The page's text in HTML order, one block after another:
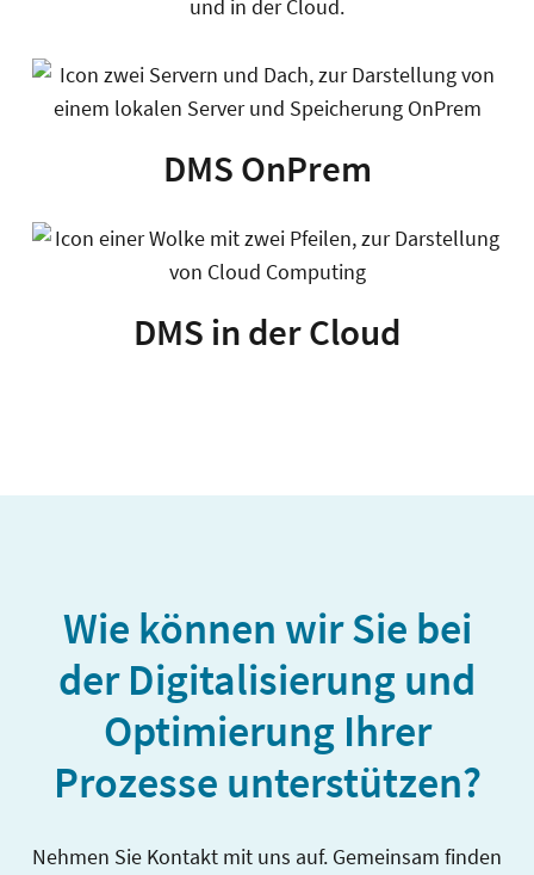
und in der Cloud.
DMS OnPrem
DMS in der Cloud
Wie können wir Sie bei
der Digitalisierung und
Optimierung Ihrer
Prozesse unterstützen?
Nehmen Sie Kontakt mit uns auf. Gemeinsam finden